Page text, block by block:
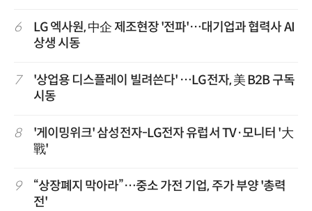
6
LG 엑사원, 中企 제조현장 '전파'…대기업과 협력사 AI
상생 시동
7
'상업용 디스플레이 빌려쓴다' …LG전자, 美 B2B 구독
시동
8
'게이밍위크' 삼성전자-LG전자 유럽서 TV·모니터 '大
戰'
9
“상장폐지 막아라”…중소 가전 기업, 주가 부양 '총력
전'